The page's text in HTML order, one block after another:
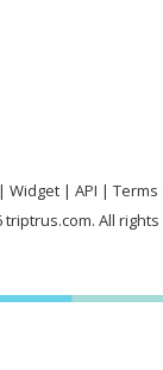
Widget API
Terms
triptrus.com. All